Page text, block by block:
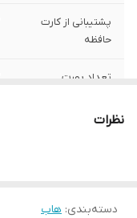
پشتیبانی از کارت
حافظه
تعداد پورت
نظرات
دسته‌بندی: هاب